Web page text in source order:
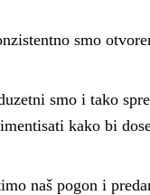
smo
smo i tako
kako bi
naš pogon i